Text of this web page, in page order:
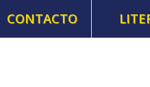
CONTACTO